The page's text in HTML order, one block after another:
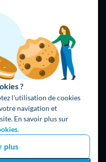
?
l’utilisation de cookies
navigation et
En savoir plus sur
plus
(8h-21h)
Watt
légales